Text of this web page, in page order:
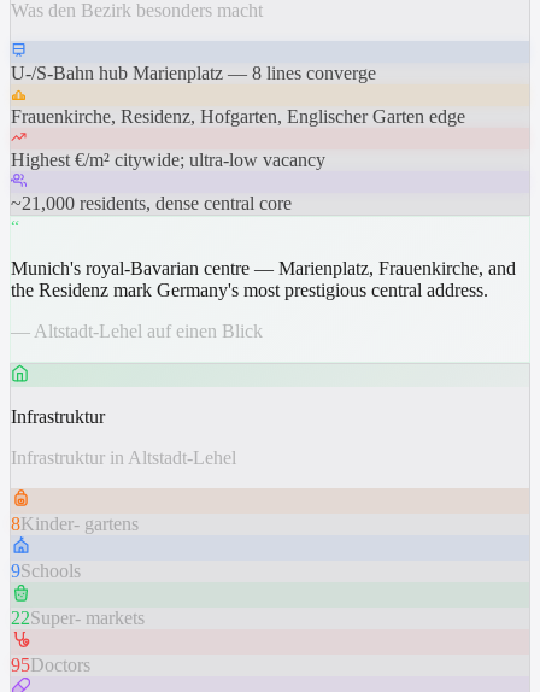
Was den Bezirk besonders macht
U-/S-Bahn hub Marienplatz — 8 lines converge
Frauenkirche, Residenz, Hofgarten, Englischer Garten edge
Highest €/m² citywide; ultra-low vacancy
~21,000 residents, dense central core
“
Munich's royal-Bavarian centre — Marienplatz, Frauenkirche, and
the Residenz mark Germany's most prestigious central address.
— Altstadt-Lehel auf einen Blick
Infrastruktur
Infrastruktur in Altstadt-Lehel
8Kinder- gartens
9Schools
22Super- markets
95Doctors